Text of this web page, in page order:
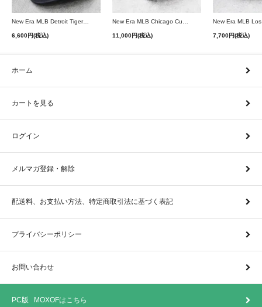
New Era MLB Detroit Tigers Postseason 9Twenty Strapback Cap - Navy
6,600円(税込) 11,000円(税込) 7,700円(税込)
ホーム
カートを見る
ログイン
メルマガ登録・解除
配送料、お支払い方法、特定商取引法に基づく表記
プライバシーポリシー
お問い合わせ
PC版 MOXOFはこちら